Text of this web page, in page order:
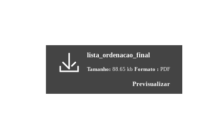
lista_ordenacao_final
Tamanho: 88.65 kb Formato : PDF
Previsualizar